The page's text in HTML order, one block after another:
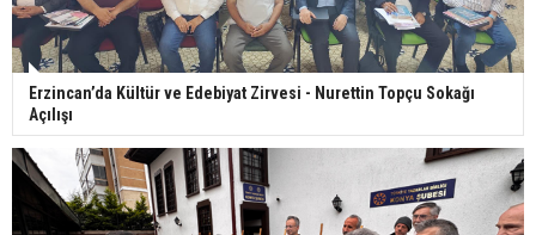
Erzincan’da Kültür ve Edebiyat Zirvesi - Nurettin Topçu Sokağı
Açılışı